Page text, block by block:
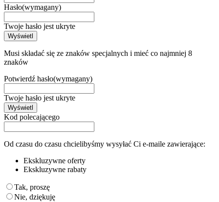
Hasło(wymagany)
Twoje hasło jest ukryte
Wyświetl
Musi składać się ze znaków specjalnych i mieć co najmniej 8
znaków
Potwierdź hasło(wymagany)
Twoje hasło jest ukryte
Wyświetl
Kod polecającego
Od czasu do czasu chcielibyśmy wysyłać Ci e-maile zawierające:
Ekskluzywne oferty
Ekskluzywne rabaty
Tak, proszę
Nie, dziękuję